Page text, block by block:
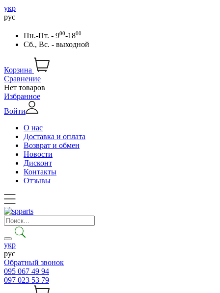
укр
рус
Пн.-Пт. - 900-1800
Сб., Вс. - выходной
Корзина
Сравнение
Нет товаров
Избранное
Войти
О нас
Доставка и оплата
Возврат и обмен
Новости
Дисконт
Контакты
Отзывы
укр
рус
Обратный звонок
095 067 49 94
097 023 53 79